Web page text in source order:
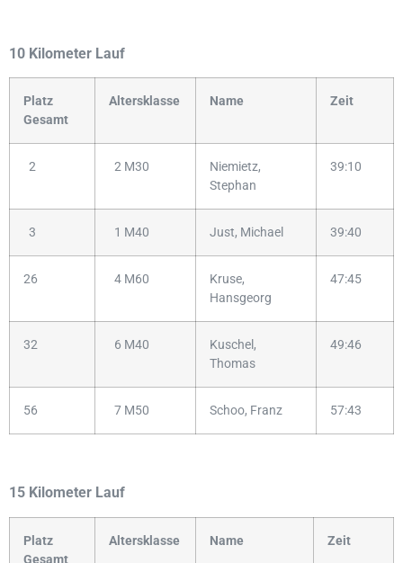
10 Kilometer Lauf
Platz
Gesamt
Altersklasse Name Zeit
2 2 M30
Niemietz,
Stephan
39:10
3 1 M40 Just, Michael 39:40
26 4 M60
Kruse,
Hansgeorg
47:45
32 6 M40
Kuschel,
Thomas
49:46
56 7 M50 Schoo, Franz 57:43
15 Kilometer Lauf
Platz
Gesamt
Altersklasse Name Zeit